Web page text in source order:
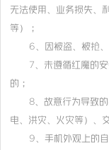
无法使用、业务损失、
等）；
6、因被盗、被抢
7、未遵循红魔的
的；
8、故意行为导致
电、洪灾、火灾等）、
9、手机外观上的